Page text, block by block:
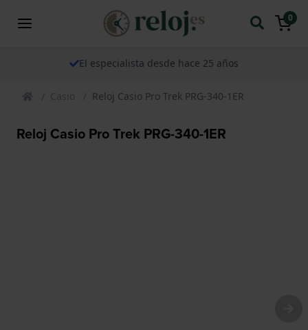
0
El especialista desde hace 25 años
Casio Reloj Casio Pro Trek PRG-340-1ER
Reloj Casio Pro Trek PRG-340-1ER